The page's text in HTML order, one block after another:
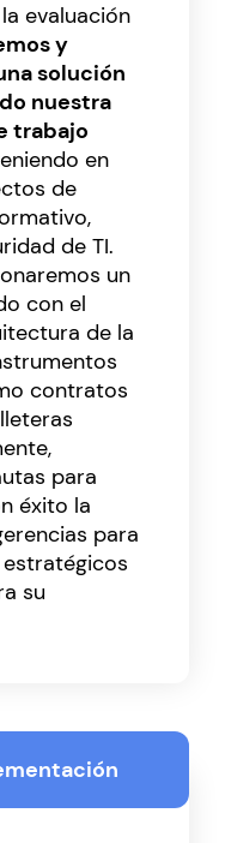
evaluación
y
solución
nuestra
trabajo
en
de
de TI.
un
con el
de la
contratos
para
éxito la
para
su